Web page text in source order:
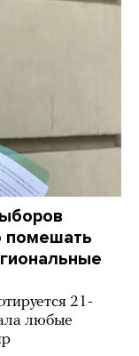
помешать
21-
любые